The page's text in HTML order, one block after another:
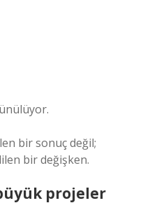
bir sonuç değil;
bir değişken.
projeler